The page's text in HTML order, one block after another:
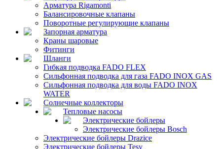
Арматура Rigamonti
Балансировочные клапаны
Поворотные регулирующие клапаны
Запорная арматура
Краны шаровые
Фитинги
Шланги
Гибкая подводка FADO FLEX
Сильфонная подводка для газа FADO INOX GAS
Сильфонная подводка для воды FADO INOX
WATER
Солнечные коллекторы
Тепловые насосы
Электрические бойлеры
Электрические бойлеры Bosch
Электрические бойлеры Drazice
Электрические бойлеры Tesy